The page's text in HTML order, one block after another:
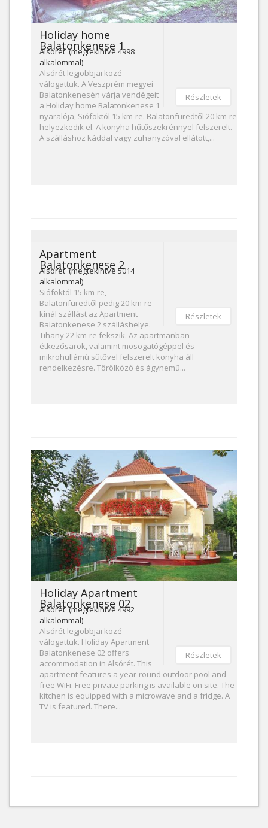
Részletek
Holiday home
Balatonkenese 1
Alsórét (megtekintve 4998
alkalommal)
Alsórét legjobbjai közé
válogattuk. A Veszprém megyei
Balatonkenesén várja vendégeit
a Holiday home Balatonkenese 1
nyaralója, Siófoktól 15 km-re. Balatonfüredtől 20 km-re
helyezkedik el. A konyha hűtőszekrénnyel felszerelt.
A szálláshoz káddal vagy zuhanyzóval ellátott,...
Részletek
Apartment
Balatonkenese 2
Alsórét (megtekintve 5014
alkalommal)
Siófoktól 15 km-re,
Balatonfüredtől pedig 20 km-re
kínál szállást az Apartment
Balatonkenese 2 szálláshelye.
Tihany 22 km-re fekszik. Az apartmanban
étkezősarok, valamint mosogatógéppel és
mikrohullámú sütővel felszerelt konyha áll
rendelkezésre. Törölköző és ágynemű...
Részletek
Holiday Apartment
Balatonkenese 02
Alsórét (megtekintve 4992
alkalommal)
Alsórét legjobbjai közé
válogattuk. Holiday Apartment
Balatonkenese 02 offers
accommodation in Alsórét. This
apartment features a year-round outdoor pool and
free WiFi. Free private parking is available on site. The
kitchen is equipped with a microwave and a fridge. A
TV is featured. There...